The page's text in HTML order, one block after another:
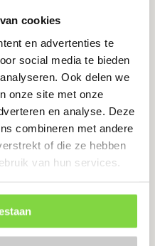
cookies
en advertenties te
social media te bieden
Ook delen we
onze site met onze
en analyse. Deze
combineren met andere
of die ze hebben
van hun services.
x 45 | verzinkt | 5
KG
7 werkdagen
staal
punten